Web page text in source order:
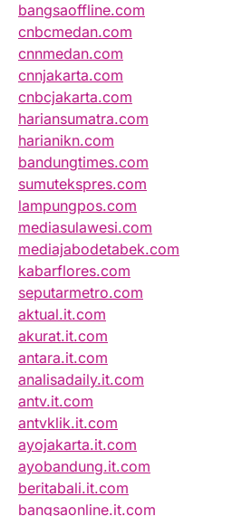
bangsaoffline.com
cnbcmedan.com
cnnmedan.com
cnnjakarta.com
cnbcjakarta.com
hariansumatra.com
harianikn.com
bandungtimes.com
sumutekspres.com
lampungpos.com
mediasulawesi.com
mediajabodetabek.com
kabarflores.com
seputarmetro.com
aktual.it.com
akurat.it.com
antara.it.com
analisadaily.it.com
antv.it.com
antvklik.it.com
ayojakarta.it.com
ayobandung.it.com
beritabali.it.com
bangsaonline.it.com